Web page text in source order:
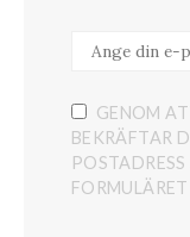
GENOM
BEKRÄFTAR